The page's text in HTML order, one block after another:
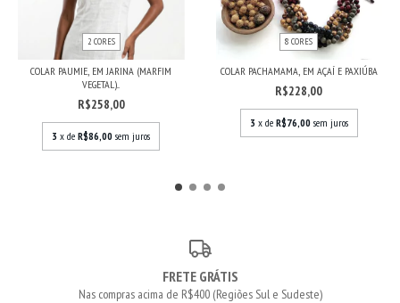
2 CORES
COLAR PAUMIE, EM JARINA (MARFIM
VEGETAL)...
R$258,00
3 x deR$86,00 sem juros
8 CORES
COLAR PACHAMAMA, EM AÇAÍ E PAXIÚBA
R$228,00
3 x de R$76,00 sem juros
FRETE GRÁTIS
Nas compras acima de R$400 (Regiões Sul e Sudeste)